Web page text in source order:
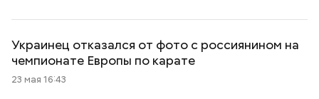
Украинец отказался от фото с россиянином на
чемпионате Европы по карате
23 мая 16:43